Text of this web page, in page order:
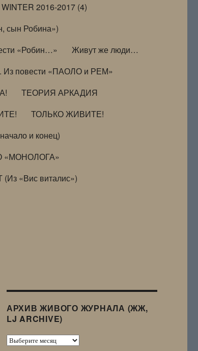
WINTER 2016-2017 (4)
сын Робина»)
«Робин…»
Живут же люди…
Из повести «ПАОЛО и РЕМ»
ТЕОРИЯ АРКАДИЯ
ТОЛЬКО ЖИВИТЕ!
и конец)
«МОНОЛОГА»
«Вис виталис»)
АРХИВ ЖИВОГО ЖУРНАЛА (ЖЖ,
LJ ARCHIVE)
Архив